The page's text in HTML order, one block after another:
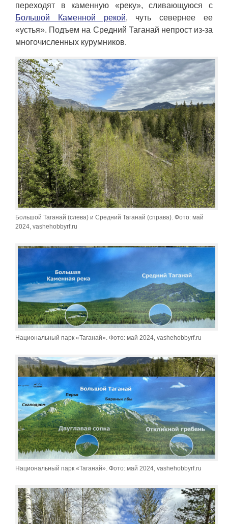
переходят в каменную «реку», сливающуюся с
Большой Каменной рекой, чуть севернее ее
«устья». Подъем на Средний Таганай непрост из-за
многочисленных курумников.
Большой Таганай (слева) и Средний Таганай (справа). Фото: май
2024, vashehobbyrf.ru
Национальный парк «Таганай». Фото: май 2024, vashehobbyrf.ru
Национальный парк «Таганай». Фото: май 2024, vashehobbyrf.ru